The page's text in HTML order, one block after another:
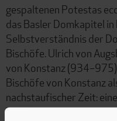
gespaltenen Potestas
das Basler Domkapitel
Selbstverständnis der
Bischöfe. Ulrich von
von Konstanz
Bischöfe von Konstanz
nachstaufischer Zeit:
Zwischen Niedergang